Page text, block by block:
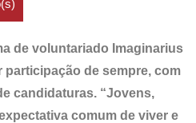
de voluntariado Imaginarius
participação de sempre, com
candidaturas. “Jovens,
comum de viver e